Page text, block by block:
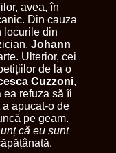
avea, în
Din cauza
locurile din
Johann
Ulterior, cei
de la o
Cuzzoni,
ea refuza să îi
apucat-o de
pe geam.
că eu sunt